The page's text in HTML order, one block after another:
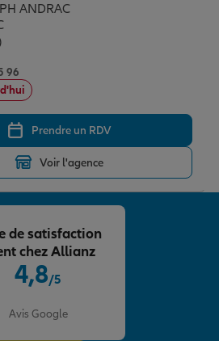
ANDRAC
96
Prendre un RDV
Voir l'agence
4,8/5
Avis Google
de satisfaction
chez Allianz